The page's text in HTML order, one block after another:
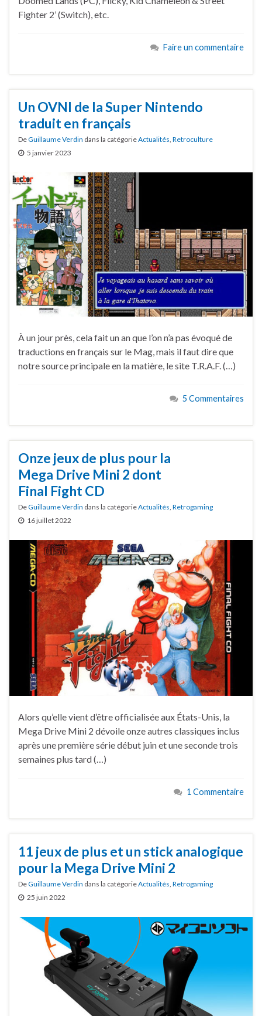
Fighter 2’ (Switch), etc.
Faire un commentaire
Un OVNI de la Super Nintendo
traduit en français
DeGuillaume Verdin dans la catégorieActualités, Retroculture
5 janvier 2023
À un jour près, cela fait un an que l’on n’a pas évoqué de
traductions en français sur le Mag, mais il faut dire que
notre source principale en la matière, le site T.R.A.F. (…)
5 Commentaires
Onze jeux de plus pour la
Mega Drive Mini 2 dont
Final Fight CD
DeGuillaume Verdin dans la catégorieActualités Retrogaming
16 juillet 2022
Alors qu’elle vient d’être officialisée aux États-Unis, la
Mega Drive Mini 2 dévoile onze autres classiques inclus
après une première série début juin et une seconde trois
semaines plus tard (…)
1 Commentaire
11 jeux de plus et un stick analogique
pour la Mega Drive Mini 2
DeGuillaume Verdin dans la catégorieActualités Retrogaming
25 juin 2022